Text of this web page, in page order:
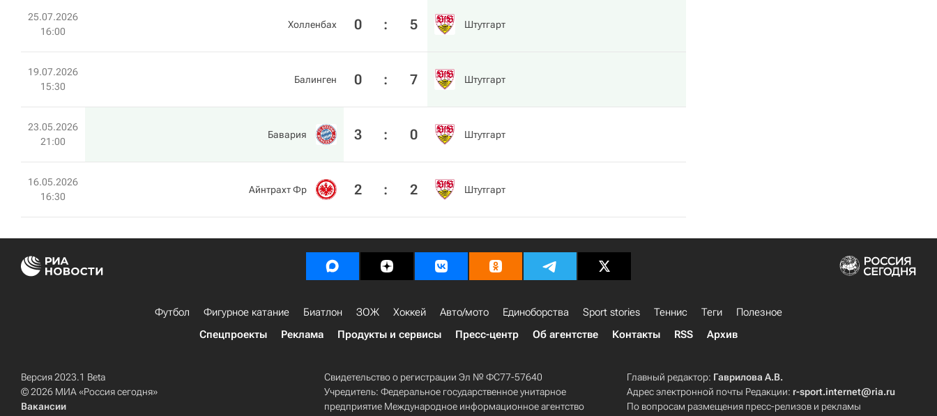
25.07.2026
16:00
Холленбах 0 : 5 Штутгарт
19.07.2026
15:30
Балинген 0 : 7 Штутгарт
23.05.2026
21:00
Бавария 3 : 0 Штутгарт
16.05.2026
16:30
Айнтрахт Фр 2 : 2 Штутгарт
Футбол Фигурное катание Биатлон ЗОЖ Хоккей Авто/мото Единоборства Sport stories Теннис Теги
Полезное
Спецпроекты
Реклама Продукты и сервисы Пресс-центр Об агентстве Контакты RSS Архив
Версия 2023.1 Beta
© 2026 МИА «Россия сегодня»
Вакансии
Свидетельство о регистрации Эл № ФС77-57640
Учредитель: Федеральное государственное унитарное
предприятие Международное информационное агентство
Главный редактор: Гаврилова А.В.
Адрес электронной почты Редакции: r-sport.internet@ria.ru
По вопросам размещения пресс-релизов и рекламы